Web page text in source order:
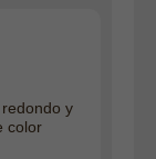
y
color